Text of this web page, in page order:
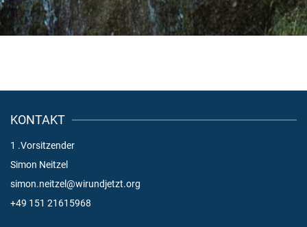
KONTAKT
1 .Vorsitzender
Simon Neitzel
simon.neitzel@wirundjetzt.org
+49 151 21615968